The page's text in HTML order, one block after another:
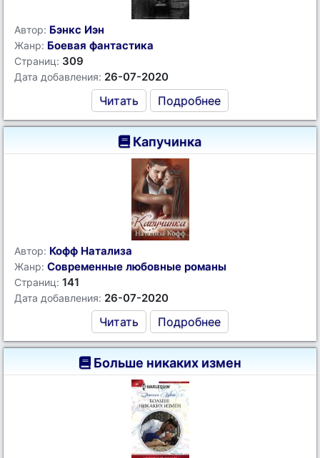
Автор: Бэнкс Иэн
Жанр: Боевая фантастика
Страниц: 309
Дата добавления: 26-07-2020
Читать Подробнее
Капучинка
Автор: Кофф Натализа
Жанр: Современные любовные романы
Страниц: 141
Дата добавления: 26-07-2020
Читать Подробнее
Больше никаких измен